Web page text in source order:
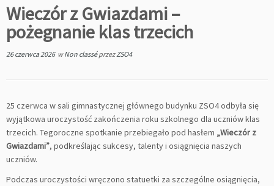
Wieczór z Gwiazdami –
pożegnanie klas trzecich
26 czerwca 2026wNon classéprzezZSO4
25 czerwca w sali gimnastycznej głównego budynku ZSO4 odbyła się
wyjątkowa uroczystość zakończenia roku szkolnego dla uczniów klas
trzecich. Tegoroczne spotkanie przebiegało pod hasłem „Wieczór z
Gwiazdami”, podkreślając sukcesy, talenty i osiągnięcia naszych
uczniów.
Podczas uroczystości wręczono statuetki za szczególne osiągnięcia,